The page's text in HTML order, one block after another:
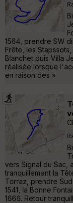
1564, prendre SW
Frête, les
Blanchet puis Villa
réalisée lorsque
en raison des »
vers Signal du Sac,
tranquillement la
Torraz, prendre
1541, la Bonne
1666. Retour